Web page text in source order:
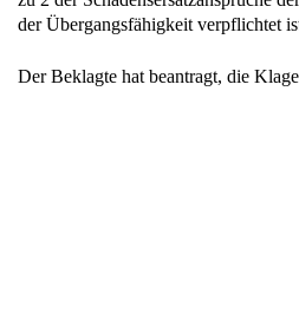
der Übergangsfähigkeit verpflichtet
Der Beklagte hat beantragt, die